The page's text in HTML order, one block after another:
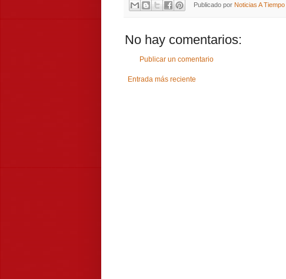
Publicado por Noticias A Tiempo
No hay comentarios:
Publicar un comentario
Entrada más reciente